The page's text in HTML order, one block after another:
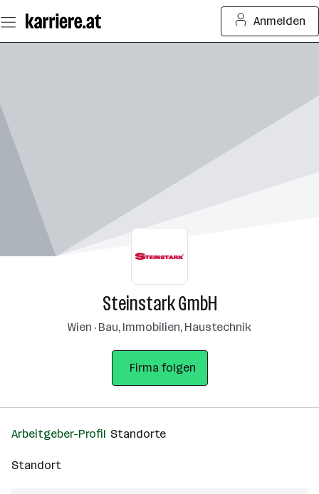
Seiteninhalt
springen
Anmelden
Steinstark GmbH
Wien · Bau, Immobilien, Haustechnik
Firma folgen
Arbeitgeber-Profil Standorte
Standort